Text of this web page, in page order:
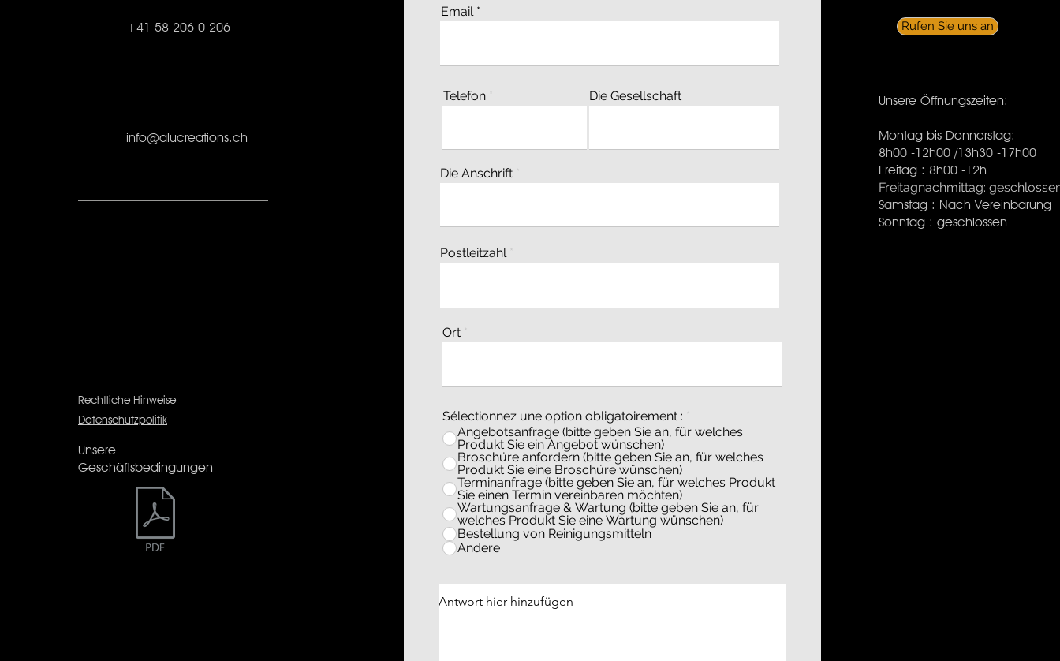
+41 58 206 0 206
info@alucreations.ch
Rechtliche Hinweise
Datenschutzpolitik
Unsere
Geschäftsbedingungen
Email
Telefon Die Gesellschaft
Die Anschrift
Postleitzahl
Ort
Sélectionnez une option obligatoirement : *
Angebotsanfrage (bitte geben Sie an, für welches
Produkt Sie ein Angebot wünschen)
Broschüre anfordern (bitte geben Sie an, für welches
Produkt Sie eine Broschüre wünschen)
Terminanfrage (bitte geben Sie an, für welches Produkt
Sie einen Termin vereinbaren möchten)
Wartungsanfrage & Wartung (bitte geben Sie an, für
welches Produkt Sie eine Wartung wünschen)
Bestellung von Reinigungsmitteln
Andere
Rufen Sie uns an
Unsere Öffnungszeiten:
Montag bis Donnerstag:
8h00 -12h00 /13h30 -17h00
Freitag : 8h00 -12h
Freitagnachmittag:
Samstag : Nach Vereinbarung
Sonntag : geschlossen